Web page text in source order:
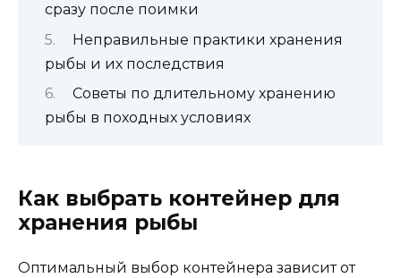
сразу после поимки
Неправильные практики хранения
рыбы и их последствия
Советы по длительному хранению
рыбы в походных условиях
Как выбрать контейнер для
хранения рыбы
Оптимальный выбор контейнера зависит от